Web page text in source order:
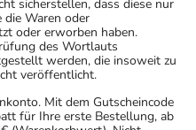
kommen, unter anderem
und
Übelkeit, Erbrechen,
und Blutungen. Setzen
sicherstellen, dass diese nur
die Waren oder
oder erworben haben.
des Wortlauts
werden, die insoweit zu
veröffentlicht.
Mit dem Gutscheincode
für Ihre erste Bestellung, ab